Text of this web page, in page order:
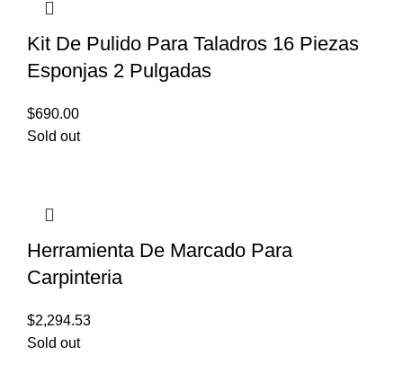
Kit De Pulido Para Taladros 16 Piezas
Esponjas 2 Pulgadas
$690.00
Sold out
Herramienta De Marcado Para
Carpinteria
$2,294.53
Sold out